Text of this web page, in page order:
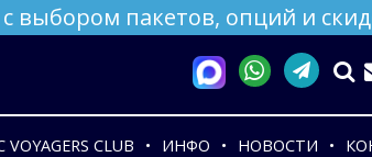
с выбором пакетов, опций и
VOYAGERS CLUB ИНФО НОВОСТИ